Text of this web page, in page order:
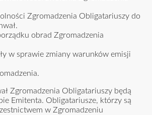
Zgromadzenia Obligatariuszy do
obrad Zgromadzenia
w sprawie zmiany warunków emisji
Zgromadzenia Obligatariuszy będą
Emitenta. Obligatariusze, którzy są
w Zgromadzeniu